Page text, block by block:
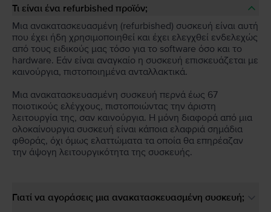
Τι είναι ένα refurbished προϊόν;
Μια ανακατασκευασμένη (refurbished) συσκευή είναι αυτή
που έχει ήδη χρησιμοποιηθεί και έχει ελεγχθεί ενδελεχώς
από τους ειδικούς μας τόσο για το software όσο και το
hardware. Εάν είναι αναγκαίο η συσκευή επισκευάζεται με
καινούργια, πιστοποιημένα ανταλλακτικά.
Μια ανακατασκευασμένη συσκευή περνά έως 67
ποιοτικούς ελέγχους, πιστοποιώντας την άριστη
λειτουργία της, σαν καινούργια. Η μόνη διαφορά από μια
ολοκαίνουργια συσκευή είναι κάποια ελαφριά σημάδια
φθοράς, όχι όμως ελαττώματα τα οποία θα επηρέαζαν
την άψογη λειτουργικότητα της συσκευής.
Γιατί να αγοράσεις μια ανακατασκευασμένη συσκευή;